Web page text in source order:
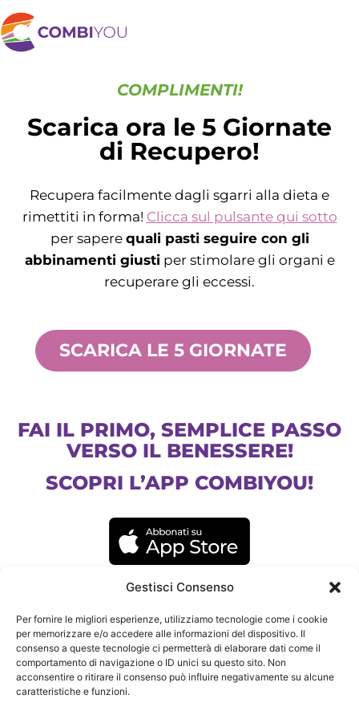
Gestisci Consenso
Per fornire le migliori esperienze, utilizziamo tecnologie come i cookie
per memorizzare e/o accedere alle informazioni del dispositivo. Il
consenso a queste tecnologie ci permetterà di elaborare dati come il
comportamento di navigazione o ID unici su questo sito. Non
acconsentire o ritirare il consenso può influire negativamente su alcune
caratteristiche e funzioni.
COMPLIMENTI!
Scarica ora le 5 Giornate
di Recupero!
Recupera facilmente dagli sgarri alla dieta e
rimettiti in forma! Clicca sul pulsante qui sotto
per sapere quali pasti seguire con gli
abbinamenti giustiper stimolare gli organi e
recuperare gli eccessi.
SCARICA LE 5 GIORNATE
FAI IL PRIMO, SEMPLICE PASSO
VERSO IL BENESSERE!
SCOPRI L’APP COMBIYOU!